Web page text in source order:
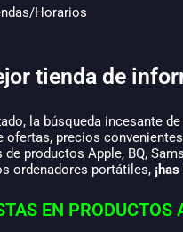
Horarios
tienda de
la búsqueda incesante
precios
productos Apple, BQ,
ordenadores portátiles,
EN PRODUCTOS